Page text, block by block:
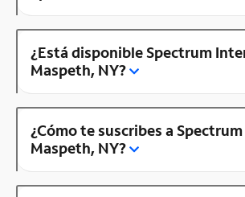
¿Está disponible Spectrum
Maspeth, NY?
¿Cómo te suscribes a
Maspeth, NY?